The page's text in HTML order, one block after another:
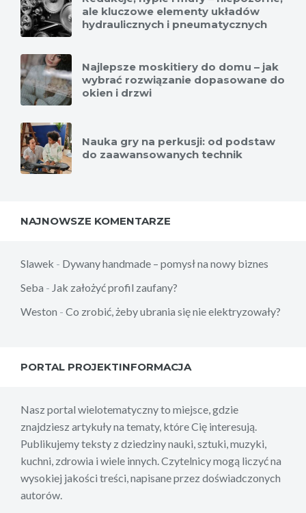
ale kluczowe elementy układów
hydraulicznych i pneumatycznych
Najlepsze moskitiery do domu – jak
wybrać rozwiązanie dopasowane do
okien i drzwi
Nauka gry na perkusji: od podstaw
do zaawansowanych technik
NAJNOWSZE KOMENTARZE
Slawek - Dywany handmade – pomysł na nowy biznes
Seba - Jak założyć profil zaufany?
Weston - Co zrobić, żeby ubrania się nie elektryzowały?
PORTAL PROJEKTINFORMACJA
Nasz portal wielotematyczny to miejsce, gdzie
znajdziesz artykuły na tematy, które Cię interesują.
Publikujemy teksty z dziedziny nauki, sztuki, muzyki,
kuchni, zdrowia i wiele innych. Czytelnicy mogą liczyć na
wysokiej jakości treści, napisane przez doświadczonych
autorów.